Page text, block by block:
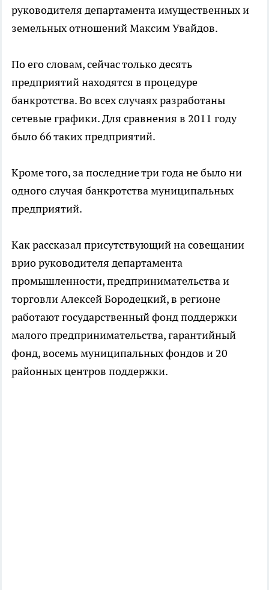
руководителя департамента имущественных и
земельных отношений Максим Увайдов.
По его словам, сейчас только десять
предприятий находятся в процедуре
банкротства. Во всех случаях разработаны
сетевые графики. Для сравнения в 2011 году
было 66 таких предприятий.
Кроме того, за последние три года не было ни
одного случая банкротства муниципальных
предприятий.
Как рассказал присутствующий на совещании
врио руководителя департамента
промышленности, предпринимательства и
торговли Алексей Бородецкий, в регионе
работают государственный фонд поддержки
малого предпринимательства, гарантийный
фонд, восемь муниципальных фондов и 20
районных центров поддержки.